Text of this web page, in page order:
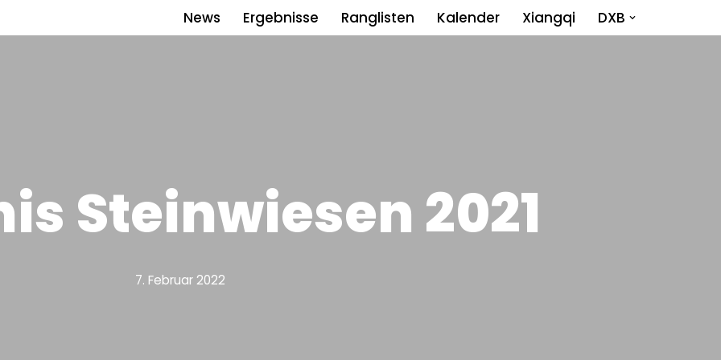
News Ergebnisse Ranglisten Kalender Xiangqi DXB
Steinwiesen 2021
7. Februar 2022